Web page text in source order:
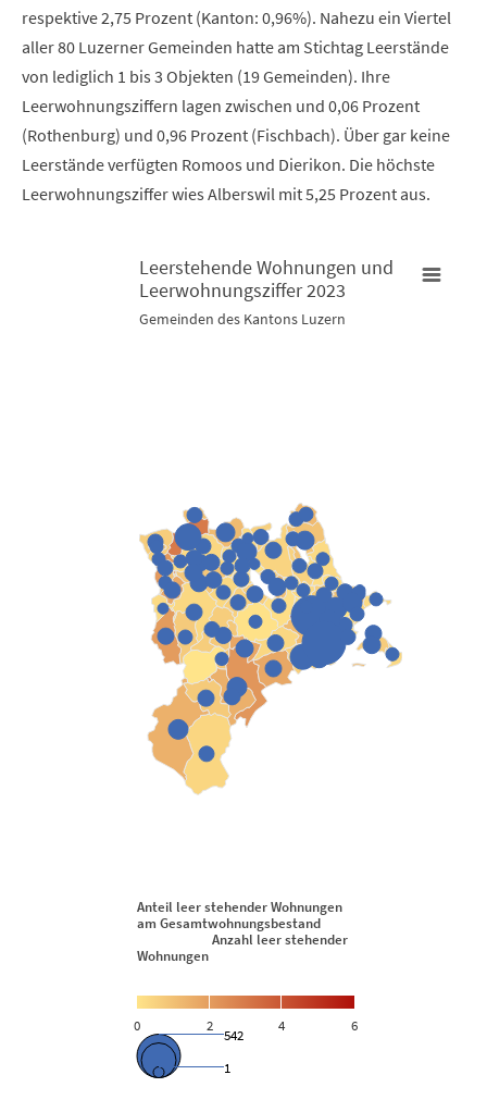
respektive 2,75 Prozent (Kanton: 0,96%). Nahezu ein Viertel
aller 80 Luzerner Gemeinden hatte am Stichtag Leerstände
von lediglich 1 bis 3 Objekten (19 Gemeinden). Ihre
Leerwohnungsziffern lagen zwischen und 0,06 Prozent
(Rothenburg) und 0,96 Prozent (Fischbach). Über gar keine
Leerstände verfügten Romoos und Dierikon. Die höchste
Leerwohnungsziffer wies Alberswil mit 5,25 Prozent aus.
Leerstehende Wohnungen und Leerwohnungsziffer 2023
Leerstehende Wohnungen und
Leerwohnungsziffer 2023
Gemeinden des Kantons Luzern
0 2 4 6
542
1
Anteil leer stehender Wohnungen
am Gesamtwohnungsbestand
Anzahl leer stehender
Wohnungen